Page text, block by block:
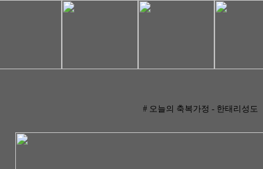
# 오늘의 축복가정 - 한태리성도